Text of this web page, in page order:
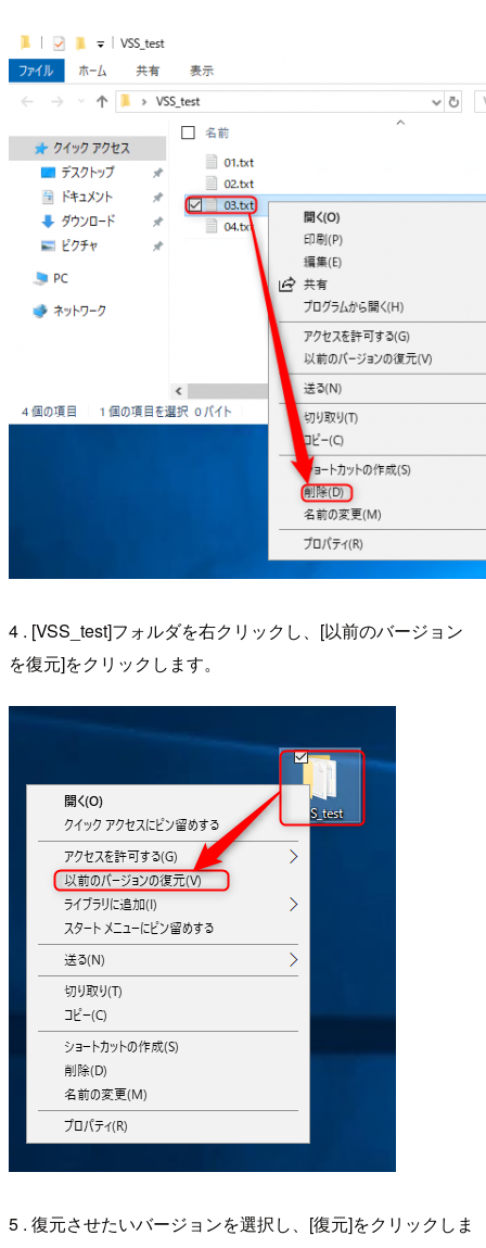
4 . [VSS_test]フォルダを右クリックし、[以前のバージョン
を復元]をクリックします。
5 . 復元させたいバージョンを選択し、[復元]をクリックしま